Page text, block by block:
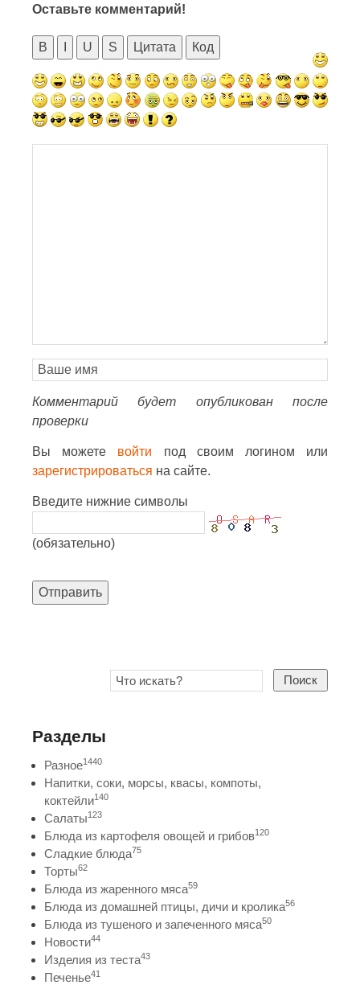
Оставьте комментарий!
B U S Цитата Код
Комментарий будет опубликован после
проверки
Вы можете войти под своим логином или
зарегистрироваться на сайте.
Введите нижние символы
(обязательно)
Отправить
Поиск
Разделы
Разное1440
Напитки, соки, морсы, квасы, компоты,
коктейли140
Салаты123
Блюда из картофеля овощей и грибов120
Сладкие блюда75
Торты62
Блюда из жаренного мяса59
Блюда из домашней птицы, дичи и кролика56
Блюда из тушеного и запеченного мяса50
Новости44
Изделия из теста43
Печенье41